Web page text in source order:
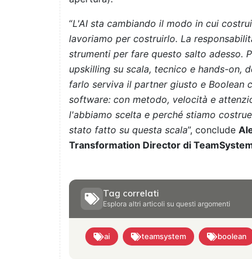
“L'AI sta cambiando il modo in cui
lavoriamo per costruirlo. La
strumenti per fare questo salto adesso.
upskilling su scala, tecnico e hands-on,
farlo serviva il partner giusto e Boolean
software: con metodo, velocità e
l'abbiamo scelta e perché stiamo
stato fatto su questa scala”, conclude
Transformation Director di
Tag correlati
Esplora altri articoli su questi argomenti
ai teamsystem boolean